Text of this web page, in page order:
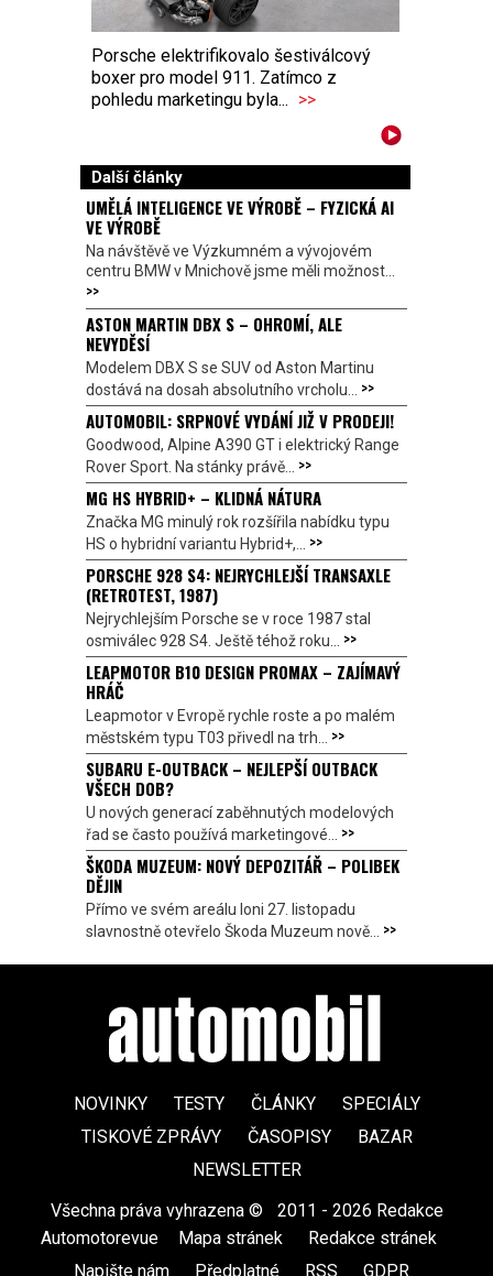
Porsche elektrifikovalo šestiválcový
boxer pro model 911. Zatímco z
pohledu marketingu byla... >>
Další články
UMĚLÁ INTELIGENCE VE VÝROBĚ – FYZICKÁ AI
VE VÝROBĚ
Na návštěvě ve Výzkumném a vývojovém
centru BMW v Mnichově jsme měli možnost...
>>
ASTON MARTIN DBX S – OHROMÍ, ALE
NEVYDĚSÍ
Modelem DBX S se SUV od Aston Martinu
dostává na dosah absolutního vrcholu... >>
AUTOMOBIL: SRPNOVÉ VYDÁNÍ JIŽ V PRODEJI!
Goodwood, Alpine A390 GT i elektrický Range
Rover Sport. Na stánky právě... >>
MG HS HYBRID+ – KLIDNÁ NÁTURA
Značka MG minulý rok rozšířila nabídku typu
HS o hybridní variantu Hybrid+,... >>
PORSCHE 928 S4: NEJRYCHLEJŠÍ TRANSAXLE
(RETROTEST, 1987)
Nejrychlejším Porsche se v roce 1987 stal
osmiválec 928 S4. Ještě téhož roku... >>
LEAPMOTOR B10 DESIGN PROMAX – ZAJÍMAVÝ
HRÁČ
Leapmotor v Evropě rychle roste a po malém
městském typu T03 přivedl na trh... >>
SUBARU E-OUTBACK – NEJLEPŠÍ OUTBACK
VŠECH DOB?
U nových generací zaběhnutých modelových
řad se často používá marketingové... >>
ŠKODA MUZEUM: NOVÝ DEPOZITÁŘ – POLIBEK
DĚJIN
Přímo ve svém areálu loni 27. listopadu
slavnostně otevřelo Škoda Muzeum nově... >>
NOVINKY TESTY ČLÁNKY
SPECIÁLY
TISKOVÉ ZPRÁVY
ČASOPISY
BAZAR
NEWSLETTER
Všechna práva vyhrazena ©
2011 - 2026 Redakce
Automotorevue
Mapa stránek Redakce stránek
Napište nám
Předplatné RSS GDPR